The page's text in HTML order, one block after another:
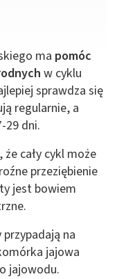
ma pomóc
w cyklu
sprawdza się
regularnie, a
29 dni.
cały cykl może
przeziębienie
jest bowiem
na
jajowa
jajowodu.